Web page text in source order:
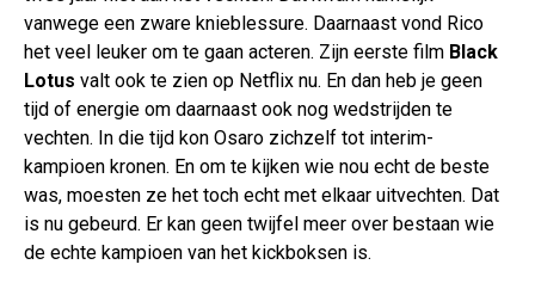
vanwege een zware knieblessure. Daarnaast vond Rico
het veel leuker om te gaan acteren. Zijn eerste film Black
Lotus valt ook te zien op Netflix nu. En dan heb je geen
tijd of energie om daarnaast ook nog wedstrijden te
vechten. In die tijd kon Osaro zichzelf tot interim-
kampioen kronen. En om te kijken wie nou echt de beste
was, moesten ze het toch echt met elkaar uitvechten. Dat
is nu gebeurd. Er kan geen twijfel meer over bestaan wie
de echte kampioen van het kickboksen is.